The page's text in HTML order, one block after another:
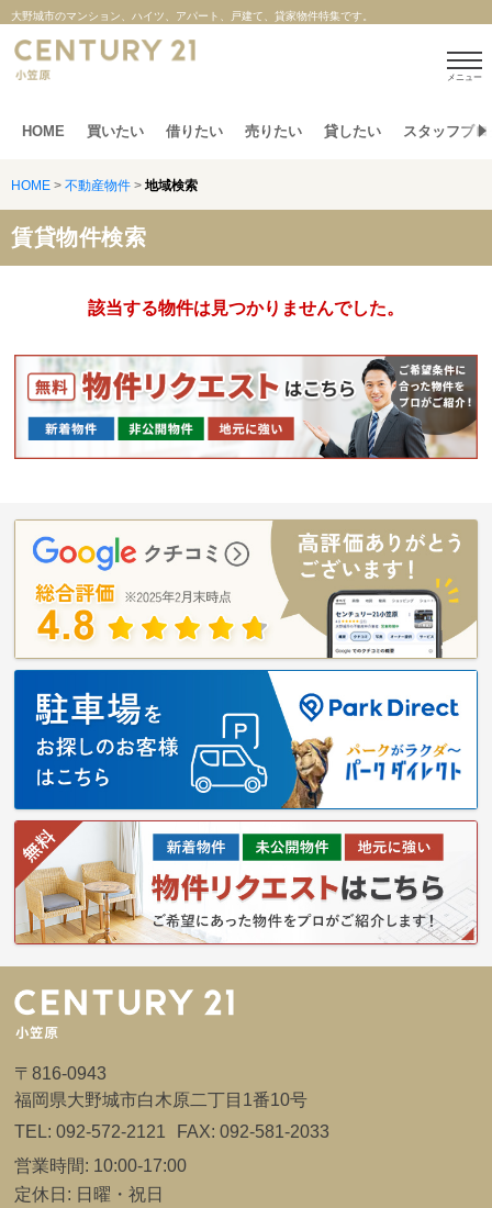
大野城市のマンション、ハイツ、アパート、戸建て、貸家物件特集です。
メニュー
HOME 買いたい 借りたい 売りたい 貸したい スタッフブロ
HOME > 不動産物件 > 地域検索
賃貸物件検索
該当する物件は見つかりませんでした。
〒816-0943
福岡県大野城市白木原二丁目1番10号
TEL: 092-572-2121
FAX: 092-581-2033
営業時間: 10:00-17:00
定休日: 日曜・祝日